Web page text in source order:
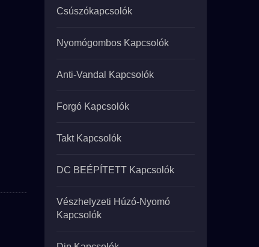
Csúszókapcsolók
Nyomógombos Kapcsolók
Anti-Vandal Kapcsolók
Forgó Kapcsolók
Takt Kapcsolók
DC BEÉPÍTETT Kapcsolók
Vészhelyzeti Húzó-Nyomó
Kapcsolók